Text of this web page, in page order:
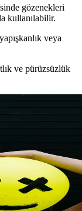
gözenekleri
kullanılabilir.
veya
ve pürüzsüzlük